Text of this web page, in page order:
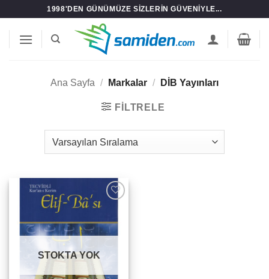
1998'DEN GÜNÜMÜZE SIZLERIN GÜVENIYLE...
Ana Sayfa / Markalar / DİB Yayınları
FILTRELE
Add to
STOKTA YOK